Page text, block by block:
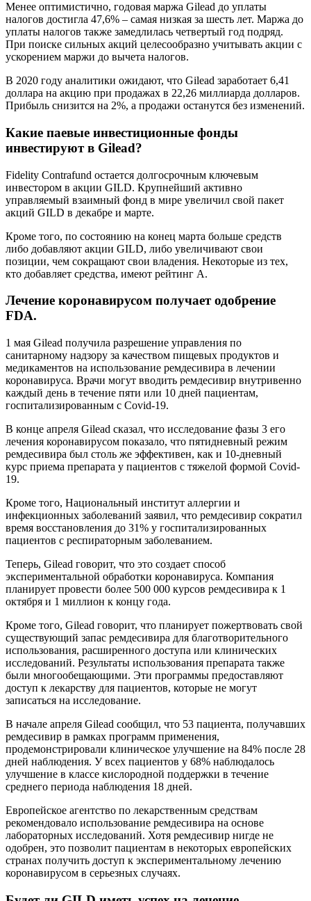
Менее оптимистично, годовая маржа Gilead до уплаты
налогов достигла 47,6% – самая низкая за шесть лет. Маржа до
уплаты налогов также замедлилась четвертый год подряд.
При поиске сильных акций целесообразно учитывать акции с
ускорением маржи до вычета налогов.
В 2020 году аналитики ожидают, что Gilead заработает 6,41
доллара на акцию при продажах в 22,26 миллиарда долларов.
Прибыль снизится на 2%, а продажи останутся без изменений.
Какие паевые инвестиционные фонды
инвестируют в Gilead?
Fidelity Contrafund остается долгосрочным ключевым
инвестором в акции GILD. Крупнейший активно
управляемый взаимный фонд в мире увеличил свой пакет
акций GILD в декабре и марте.
Кроме того, по состоянию на конец марта больше средств
либо добавляют акции GILD, либо увеличивают свои
позиции, чем сокращают свои владения. Некоторые из тех,
кто добавляет средства, имеют рейтинг А.
Лечение коронавирусом получает одобрение
FDA.
1 мая Gilead получила разрешение управления по
санитарному надзору за качеством пищевых продуктов и
медикаментов на использование ремдесивира в лечении
коронавируса. Врачи могут вводить ремдесивир внутривенно
каждый день в течение пяти или 10 дней пациентам,
госпитализированным с Covid-19.
В конце апреля Gilead сказал, что исследование фазы 3 его
лечения коронавирусом показало, что пятидневный режим
ремдесивира был столь же эффективен, как и 10-дневный
курс приема препарата у пациентов с тяжелой формой Covid-
19.
Кроме того, Национальный институт аллергии и
инфекционных заболеваний заявил, что ремдесивир сократил
время восстановления до 31% у госпитализированных
пациентов с респираторным заболеванием.
Теперь, Gilead говорит, что это создает способ
экспериментальной обработки коронавируса. Компания
планирует провести более 500 000 курсов ремдесивира к 1
октября и 1 миллион к концу года.
Кроме того, Gilead говорит, что планирует пожертвовать свой
существующий запас ремдесивира для благотворительного
использования, расширенного доступа или клинических
исследований. Результаты использования препарата также
были многообещающими. Эти программы предоставляют
доступ к лекарству для пациентов, которые не могут
записаться на исследование.
В начале апреля Gilead сообщил, что 53 пациента, получавших
ремдесивир в рамках программ применения,
продемонстрировали клиническое улучшение на 84% после 28
дней наблюдения. У всех пациентов у 68% наблюдалось
улучшение в классе кислородной поддержки в течение
среднего периода наблюдения 18 дней.
Европейское агентство по лекарственным средствам
рекомендовало использование ремдесивира на основе
лабораторных исследований. Хотя ремдесивир нигде не
одобрен, это позволит пациентам в некоторых европейских
странах получить доступ к экспериментальному лечению
коронавирусом в серьезных случаях.